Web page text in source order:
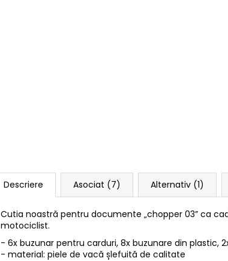
Descriere Asociat (7) Alternativ (1)
Cutia noastră pentru documente „chopper 03” ca
motociclist.
- 6x buzunar pentru carduri, 8x buzunare din plastic,
- material: piele de vacă șlefuită de calitate